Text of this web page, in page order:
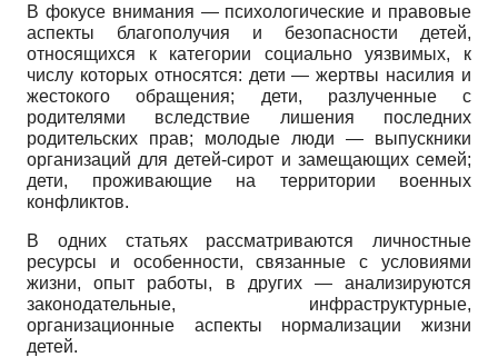
В фокусе внимания — психологические и правовые
аспекты благополучия и безопасности детей,
относящихся к категории социально уязвимых, к
числу которых относятся: дети — жертвы насилия и
жестокого обращения; дети, разлученные с
родителями вследствие лишения последних
родительских прав; молодые люди — выпускники
организаций для детей-сирот и замещающих семей;
дети, проживающие на территории военных
конфликтов.
В одних статьях рассматриваются личностные
ресурсы и особенности, связанные с условиями
жизни, опыт работы, в других — анализируются
законодательные, инфраструктурные,
организационные аспекты нормализации жизни
детей.